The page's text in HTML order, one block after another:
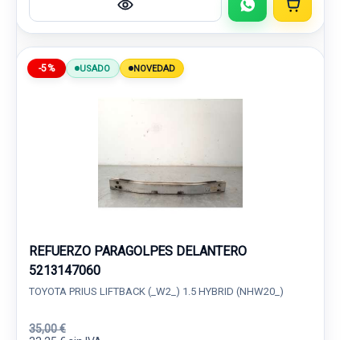
-5% USADO NOVEDAD
REFUERZO PARAGOLPES DELANTERO
5213147060
TOYOTA PRIUS LIFTBACK (_W2_) 1.5 HYBRID (NHW20_)
35,00 €